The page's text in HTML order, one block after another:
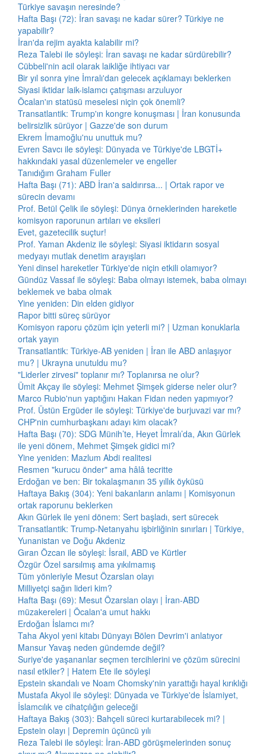
Türkiye savaşın neresinde?
Hafta Başı (72): İran savaşı ne kadar sürer? Türkiye ne
yapabilir?
İran'da rejim ayakta kalabilir mi?
Reza Talebi ile söyleşi: İran savaşı ne kadar sürdürebilir?
Cübbeli'nin acil olarak laikliğe ihtiyacı var
Bir yıl sonra yine İmralı'dan gelecek açıklamayı beklerken
Siyasi iktidar laik-islamcı çatışması arzuluyor
Öcalan'ın statüsü meselesi niçin çok önemli?
Transatlantik: Trump'ın kongre konuşması | İran konusunda
belirsizlik sürüyor | Gazze'de son durum
Ekrem İmamoğlu'nu unuttuk mu?
Evren Savcı ile söyleşi: Dünyada ve Türkiye'de LBGTİ+
hakkındaki yasal düzenlemeler ve engeller
Tanıdığım Graham Fuller
Hafta Başı (71): ABD İran'a saldırırsa... | Ortak rapor ve
sürecin devamı
Prof. Betül Çelik ile söyleşi: Dünya örneklerinden hareketle
komisyon raporunun artıları ve eksileri
Evet, gazetecilik suçtur!
Prof. Yaman Akdeniz ile söyleşi: Siyasi iktidarın sosyal
medyayı mutlak denetim arayışları
Yeni dinsel hareketler Türkiye'de niçin etkili olamıyor?
Gündüz Vassaf ile söyleşi: Baba olmayı istemek, baba olmayı
beklemek ve baba olmak
Yine yeniden: Din elden gidiyor
Rapor bitti süreç sürüyor
Komisyon raporu çözüm için yeterli mi? | Uzman konuklarla
ortak yayın
Transatlantik: Türkiye-AB yeniden | İran ile ABD anlaşıyor
mu? | Ukrayna unutuldu mu?
"Liderler zirvesi" toplanır mı? Toplanırsa ne olur?
Ümit Akçay ile söyleşi: Mehmet Şimşek giderse neler olur?
Marco Rubio'nun yaptığını Hakan Fidan neden yapmıyor?
Prof. Üstün Ergüder ile söyleşi: Türkiye'de burjuvazi var mı?
CHP'nin cumhurbaşkanı adayı kim olacak?
Hafta Başı (70): SDG Münih’te, Heyet İmralı’da, Akın Gürlek
ile yeni dönem, Mehmet Şimşek gidici mi?
Yine yeniden: Mazlum Abdi realitesi
Resmen "kurucu önder" ama hâlâ tecritte
Erdoğan ve ben: Bir tokalaşmanın 35 yıllık öyküsü
Haftaya Bakış (304): Yeni bakanların anlamı | Komisyonun
ortak raporunu beklerken
Akın Gürlek ile yeni dönem: Sert başladı, sert sürecek
Transatlantik: Trump-Netanyahu işbirliğinin sınırları | Türkiye,
Yunanistan ve Doğu Akdeniz
Gıran Özcan ile söyleşi: İsrail, ABD ve Kürtler
Özgür Özel sarsılmış ama yıkılmamış
Tüm yönleriyle Mesut Özarslan olayı
Milliyetçi sağın lideri kim?
Hafta Başı (69): Mesut Özarslan olayı | İran-ABD
müzakereleri | Öcalan'a umut hakkı
Erdoğan İslamcı mı?
Taha Akyol yeni kitabı Dünyayı Bölen Devrim'i anlatıyor
Mansur Yavaş neden gündemde değil?
Suriye'de yaşananlar seçmen tercihlerini ve çözüm sürecini
nasıl etkiler? | Hatem Ete ile söyleşi
Epstein skandalı ve Noam Chomsky'nin yarattığı hayal kırıklığı
Mustafa Akyol ile söyleşi: Dünyada ve Türkiye'de İslamiyet,
İslamcılık ve cihatçılığın geleceği
Haftaya Bakış (303): Bahçeli süreci kurtarabilecek mi? |
Epstein olayı | Depremin üçüncü yılı
Reza Talebi ile söyleşi: İran-ABD görüşmelerinden sonuç